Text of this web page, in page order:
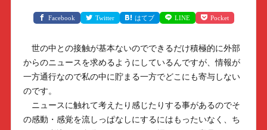
Facebook Twitter はてブ LINE Pocket
世の中との接触が基本ないのでできるだけ積極的に外部
からのニュースを求めるようにしているんですが、情報が
一方通行なので私の中に貯まる一方でどこにも寄与しない
のです。
ニュースに触れて考えたり感じたりする事があるのでそ
の感動・感覚を流しっぱなしにするにはもったいなく、ち